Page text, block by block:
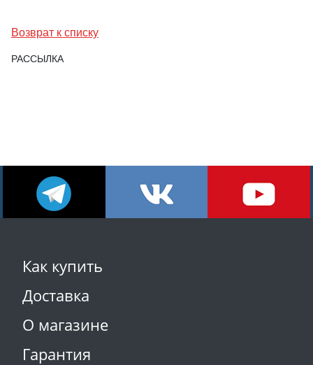
Возврат к списку
РАССЫЛКА
Как купить
Доставка
О магазине
Гарантия